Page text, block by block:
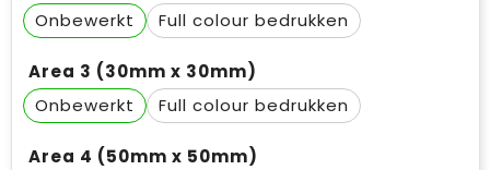
Onbewerkt
Full colour
Area 3 (30mm x 30mm)
Onbewerkt
Full colour
Area 4 (50mm x 50mm)